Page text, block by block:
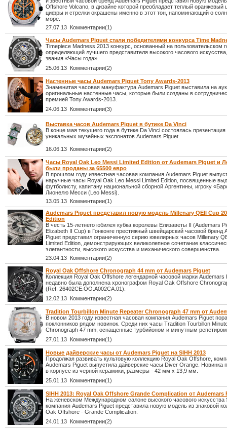
Offshore Volcano, в дизайне которой преобладает теплый оранжевый
цифры и стрелки окрашены именно в этот тон, напоминающий о
море.
27.07.13 Комментарии(1)
Часы Audemars Piguet стали победителями конкурса Time
Timepiece Madness 2013 конкурс, основанный на пользовательском
определяющий лучшего представителя высокого часового
звания «Часы года».
25.06.13 Комментарии(2)
Настенные часы Audemars Piguet Tony Awards-2013
Знаменитая часовая мануфактура Audemars Piguet выставила на
оригинальные настенные часы, которые были созданы в
премией Tony Awards-2013.
24.06.13 Комментарии(3)
Выставка часов Аudemars Piguet в бутике Da Vinci
В конце мая текущего года в бутике Da Vinci состоялась презентация
уникальных музейных экспонатов Audemars Piguet.
16.06.13 Комментарии(2)
Часы Royal Oak Leo Messi Limited Edition от Audemars Piguet и
были проданы за 65500 евро
В прошлом году известная часовая компания Audemars Piguet
наручные часы Royal Oak Leo Messi Limited Edition, посвященные
футболисту, капитану национальной сборной Аргентины, игроку
Лионелю Месси (Leo Messi).
13.05.13 Комментарии(1)
Audemars Piguet представил новую модель Millenary QEII Cup
Edition
В честь 15-летнего юбилея кубка королевы Елизаветы II (Audemars
Elizabeth II Cup) в Гонконге престижный швейцарский часовой бренд
Piguet представил ограниченную серию ювелирных часов Millenary
Limited Edition, демонстрирующих великолепное сочетание
элегантности, высокого искусства и механического совершенства.
23.04.13 Комментарии(2)
Royal Oak Offshore Chronograph 44 mm от Audemars Piguet
Коллекция Royal Oak Offshore легендарной часовой марки Audemars
недавно была дополнена хронографом Royal Oak Offshore
(Ref. 26402CE.OO.A002CA.01).
12.02.13 Комментарии(2)
Tradition Tourbillon Minute Repeater Chronograph 47 mm от
В новом 2013 году известная часовая компания Audemars Piguet
поклонников рядом новинок. Среди них часы Tradition Tourbillon
Chronograph 47 mm, оснащенные турбийоном и минутным
27.01.13 Комментарии(1)
Новые дайверские часы от Audemars Piguet на SIHH 2013
Продолжая развивать культовую коллекцию Royal Oak Offshore,
Audemars Piguet выпустила дайверские часы Diver Orange. Новинка
в корпусе из черной керамики, размеры - 42 мм x 13,9 мм.
25.01.13 Комментарии(1)
SIHH 2013: Royal Oak Offshore Grande Complication от Audemars
На женевском Международном салоне высокого часового искусства
компания Audemars Piguet представила новую модель из знаковой
Oak Offshore - Grande Complication.
24.01.13 Комментарии(2)